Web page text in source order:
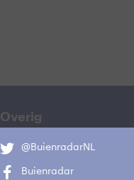
Overig
@BuienradarNL
Buienradar